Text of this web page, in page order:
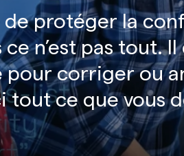
de protéger la
n’est pas tout.
pour corriger ou
tout ce que vous